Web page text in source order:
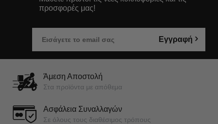
προσφορές μας!
Εγγραφή
Άμεση Αποστολή
Στα προϊόντα με απόθεμα
Ασφάλεια Συναλλαγών
Σε όλους τους διαθέσιμος τρόπους